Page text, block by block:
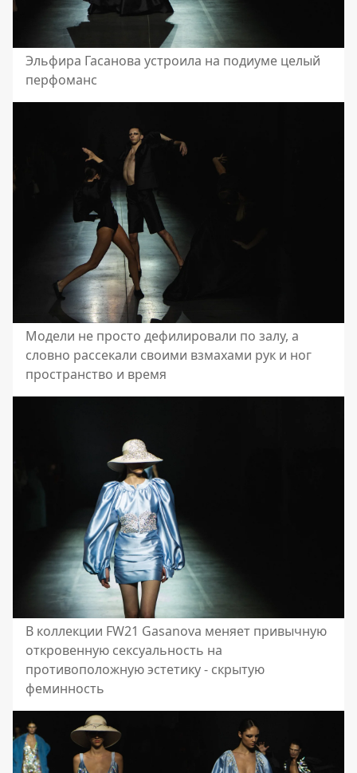
Эльфира Гасанова устроила на подиуме целый
перфоманс
Модели не просто дефилировали по залу, а
словно рассекали своими взмахами рук и ног
пространство и время
В коллекции FW21 Gasanova меняет привычную
откровенную сексуальность на
противоположную эстетику - скрытую
феминность